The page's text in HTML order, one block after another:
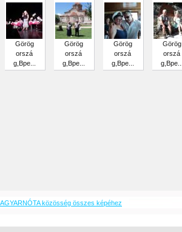
Görög
orszá
g,Bpe...
Görög
orszá
g,Bpe...
Görög
orszá
g,Bpe...
Görög
orszá
g,Bpe...
közösség összes képéhez